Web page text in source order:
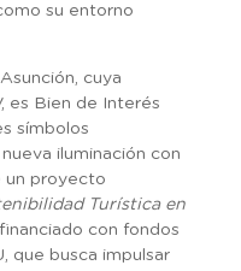
su entorno
cuya
es Bien de Interés
símbolos
iluminación con
un proyecto
Turística en
con fondos
que busca impulsar